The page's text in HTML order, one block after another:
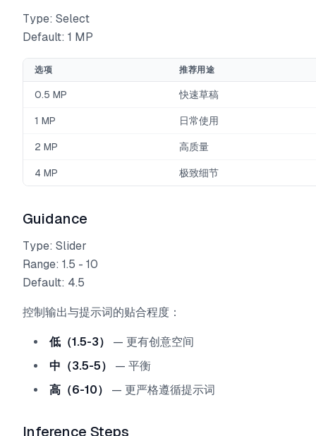
Type: Select
Default: 1 MP
选项 推荐用途
0.5 MP 快速草稿
1 MP 日常使用
2 MP 高质量
4 MP 极致细节
Guidance
Type: Slider
Range: 1.5 - 10
Default: 4.5
控制输出与提示词的贴合程度：
低（1.5-3）
— 更有创意空间
中（3.5-5）
— 平衡
高（6-10）
— 更严格遵循提示词
Inference Steps